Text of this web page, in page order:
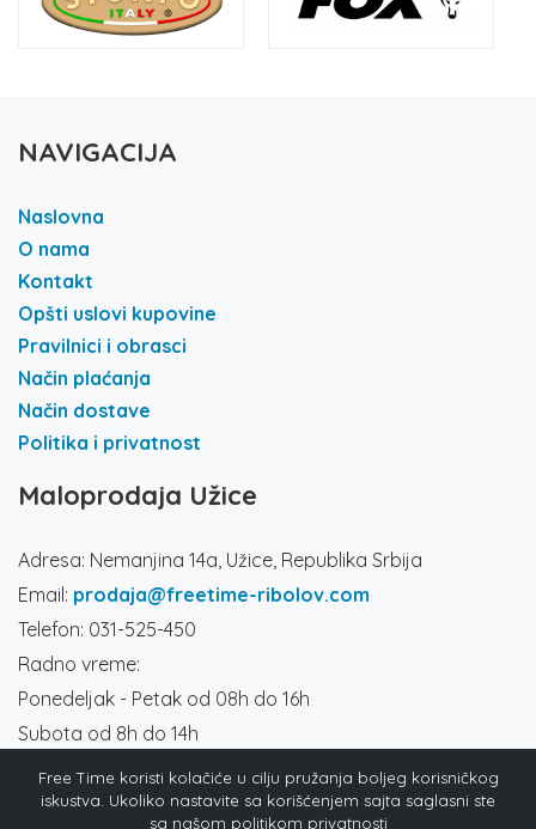
NAVIGACIJA
Naslovna
O nama
Kontakt
Opšti uslovi kupovine
Pravilnici i obrasci
Način plaćanja
Način dostave
Politika i privatnost
Maloprodaja Užice
Adresa: Nemanjina 14a, Užice, Republika Srbija
Email: prodaja@freetime-ribolov.com
Telefon: 031-525-450
Radno vreme:
Ponedeljak - Petak od 08h do 16h
Subota od 8h do 14h
Društvene mreže
Free Time koristi kolačiće u cilju pružanja boljeg korisničkog
iskustva. Ukoliko nastavite sa korišćenjem sajta saglasni ste
sa našom politikom privatnosti